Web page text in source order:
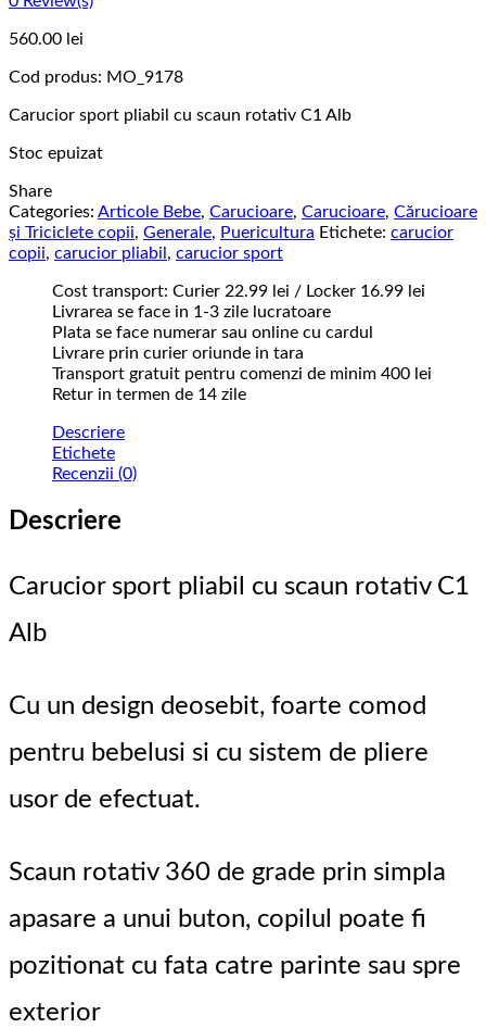
560.00 lei
Cod produs: MO_9178
Carucior sport pliabil cu scaun rotativ C1 Alb
Stoc epuizat
Share
Categories: Articole Bebe, Carucioare, Carucioare, Cărucioare
și Triciclete copii, Generale, Puericultura Etichete: carucior
copii, carucior pliabil , carucior sport
Cost transport: Curier 22.99 lei / Locker 16.99 lei
Livrarea se face in 1-3 zile lucratoare
Plata se face numerar sau online cu cardul
Livrare prin curier oriunde in tara
Transport gratuit pentru comenzi de minim 400 lei
Retur in termen de 14 zile
Descriere
Etichete
Recenzii (0)
Descriere
Carucior sport pliabil cu scaun rotativ C1
Alb
Cu un design deosebit, foarte comod
pentru bebelusi si cu sistem de pliere
usor de efectuat.
Scaun rotativ 360 de grade prin simpla
apasare a unui buton, copilul poate fi
pozitionat cu fata catre parinte sau spre
exterior